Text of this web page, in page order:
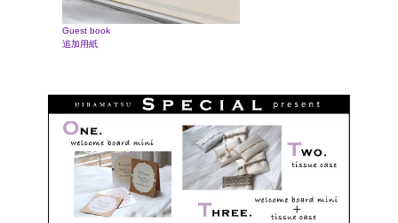
Guest book
追加用紙